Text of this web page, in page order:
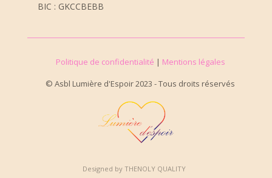
BIC : GKCCBEBB
Politique de confidentialité | Mentions légales
© Asbl Lumière d'Espoir 2023 - Tous droits réservés
Designed by THENOLY QUALITY